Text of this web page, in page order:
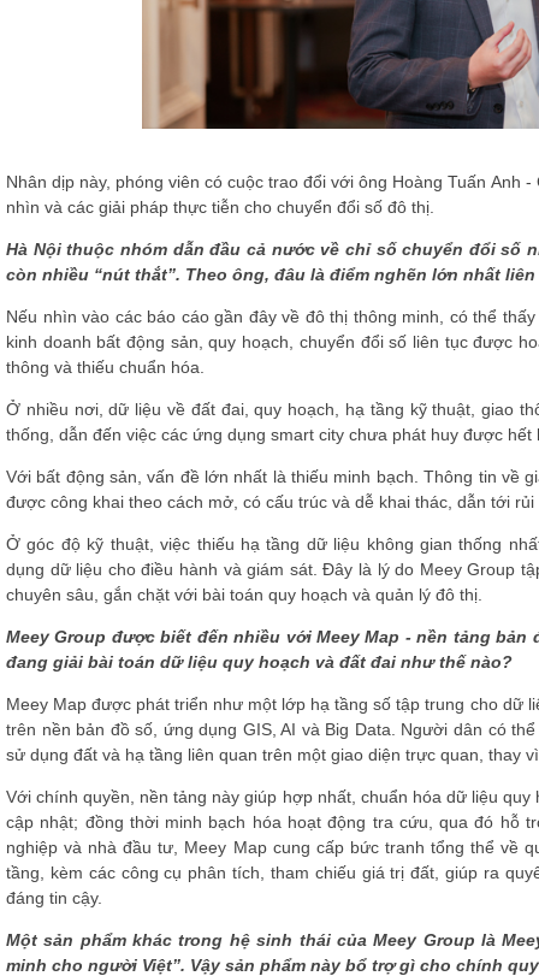
Nhân dịp này, phóng viên có cuộc trao đổi với ông Hoàng Tuấn Anh
nhìn và các giải pháp thực tiễn cho chuyển đổi số đô thị.
Hà Nội thuộc nhóm dẫn đầu cả nước về chỉ số chuyển đổi số
còn nhiều “nút thắt”. Theo ông, đâu là điểm nghẽn lớn nhất
Nếu nhìn vào các báo cáo gần đây về đô thị thông minh, có thể
kinh doanh bất động sản, quy hoạch, chuyển đổi số liên tục được
thông và thiếu chuẩn hóa.
Ở nhiều nơi, dữ liệu về đất đai, quy hoạch, hạ tầng kỹ thuật, giao
thống, dẫn đến việc các ứng dụng smart city chưa phát huy được hết
Với bất động sản, vấn đề lớn nhất là thiếu minh bạch. Thông tin về
được công khai theo cách mở, có cấu trúc và dễ khai thác, dẫn tới
Ở góc độ kỹ thuật, việc thiếu hạ tầng dữ liệu không gian thống
dụng dữ liệu cho điều hành và giám sát. Đây là lý do Meey Group
chuyên sâu, gắn chặt với bài toán quy hoạch và quản lý đô thị.
Meey Group được biết đến nhiều với Meey Map - nền tảng
đang giải bài toán dữ liệu quy hoạch và đất đai như thế nào?
Meey Map được phát triển như một lớp hạ tầng số tập trung cho dữ
trên nền bản đồ số, ứng dụng GIS, AI và Big Data. Người dân có
sử dụng đất và hạ tầng liên quan trên một giao diện trực quan, thay
Với chính quyền, nền tảng này giúp hợp nhất, chuẩn hóa dữ liệu
cập nhật; đồng thời minh bạch hóa hoạt động tra cứu, qua đó hỗ
nghiệp và nhà đầu tư, Meey Map cung cấp bức tranh tổng thể về
tầng, kèm các công cụ phân tích, tham chiếu giá trị đất, giúp ra
đáng tin cậy.
Một sản phẩm khác trong hệ sinh thái của Meey Group là
minh cho người Việt”. Vậy sản phẩm này bổ trợ gì cho chính